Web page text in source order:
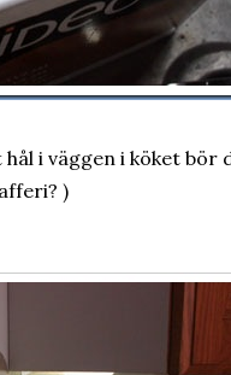
i väggen i köket bör
)